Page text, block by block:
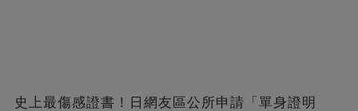
史上最傷感證書！日網友區公所申請「單身證明